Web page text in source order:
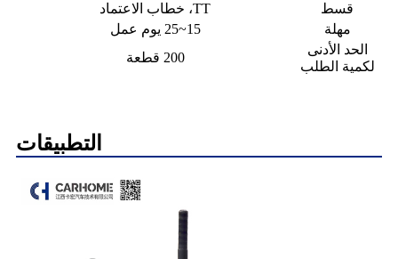
قسط
TT، خطاب الاعتماد
مهلة
15~25 يوم عمل
الحد الأدنى
لكمية الطلب
200 قطعة
التطبيقات